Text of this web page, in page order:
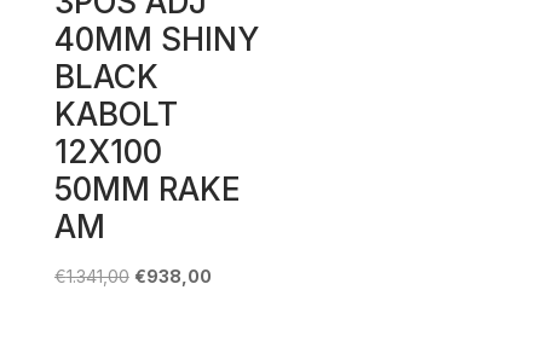
40MM SHINY
BLACK
KABOLT
12X100
50MM RAKE
AM
€1.341,00 Il€938,00Il